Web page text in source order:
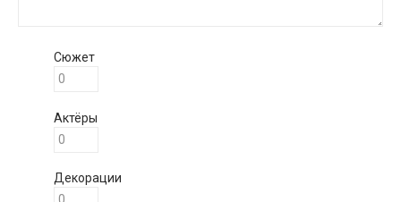
Сюжет
Актёры
Декорации